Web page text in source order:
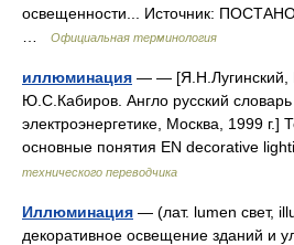
освещенности... Источник:
Официальная терминология
иллюминация — — [Я.Н.Лугинский,
Ю.С.Кабиров. Англо русский словарь
электроэнергетике, Москва, 1999 г.]
основные понятия EN decorative
технического переводчика
Иллюминация — (лат. lumen свет,
декоративное освещение зданий и